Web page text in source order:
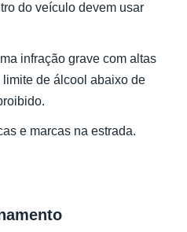
do veículo devem usar
infração grave com altas
de álcool abaixo de
e marcas na estrada.